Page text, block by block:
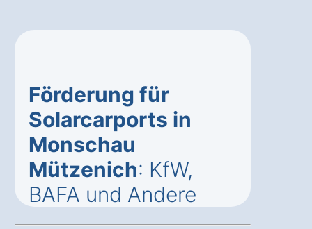
Förderung für
Solarcarports in
Monschau
Mützenich: KfW,
BAFA und Andere